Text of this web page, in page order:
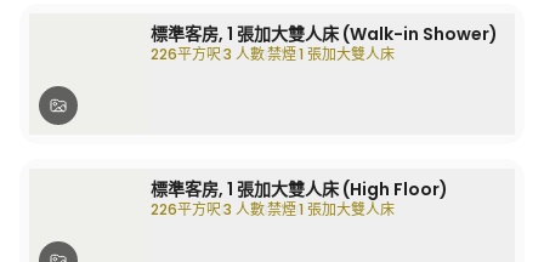
標準客房, 1 張加大雙人床 (Walk-in Shower)
226平方呎3 人數禁煙1 張加大雙人床
標準客房, 1 張加大雙人床 (High Floor)
226平方呎3 人數禁煙1 張加大雙人床